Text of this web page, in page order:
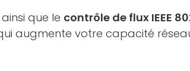
ainsi que le contrôle de flux IEEE
augmente votre capacité